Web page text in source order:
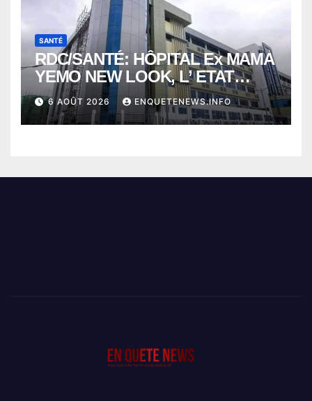
SANTÉ
RDC/SANTÉ: HÔPITAL Ex MAMA
YEMO NEW LOOK, L’ ETAT
PERD LE CONTROLE
6 AOÛT 2026 ENQUETENEWS.INFO